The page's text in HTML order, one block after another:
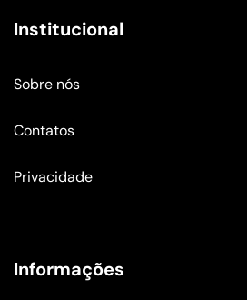
Institucional
Sobre nós
Contatos
Privacidade
Informações